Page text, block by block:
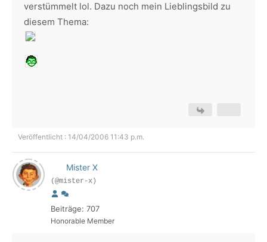
verstümmelt lol. Dazu noch mein Lieblingsbild zu
diesem Thema:
Veröffentlicht : 14/04/2006 11:43 p.m.
Mister X
(@mister-x)
Beiträge: 707
Honorable Member